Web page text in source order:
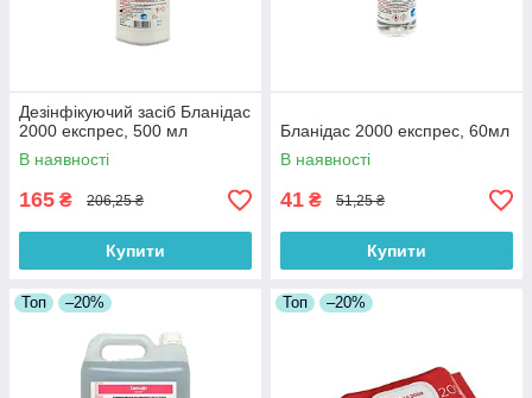
Дезінфікуючий засіб Бланідас
2000 експрес, 500 мл
В наявності
165 ₴ 206,25 ₴
Купити
Бланідас 2000 експрес, 60мл
В наявності
41 ₴ 51,25 ₴
Купити
Топ –20% Топ –20%